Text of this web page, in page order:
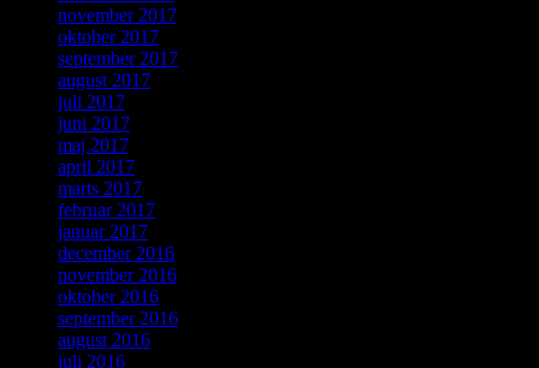
november 2017
oktober 2017
september 2017
august 2017
juli 2017
juni 2017
maj 2017
april 2017
marts 2017
februar 2017
januar 2017
december 2016
november 2016
oktober 2016
september 2016
august 2016
juli 2016